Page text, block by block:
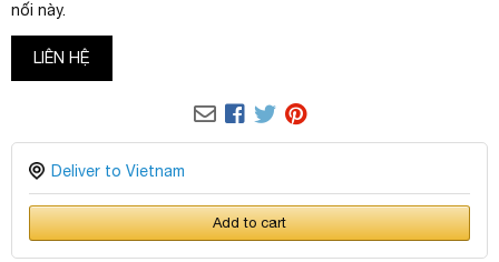
nối này.
LIÊN HỆ
Deliver to Vietnam
Add to cart